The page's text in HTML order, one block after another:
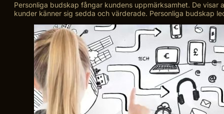
Personliga budskap fångar kundens uppmärksamhet. De
kunder känner sig sedda och värderade. Personliga budskap